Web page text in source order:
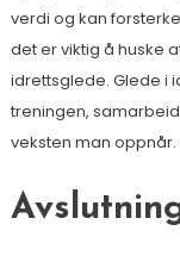
verdi og kan
det er viktig å huske
idrettsglede. Glede i
treningen,
veksten man oppnår.